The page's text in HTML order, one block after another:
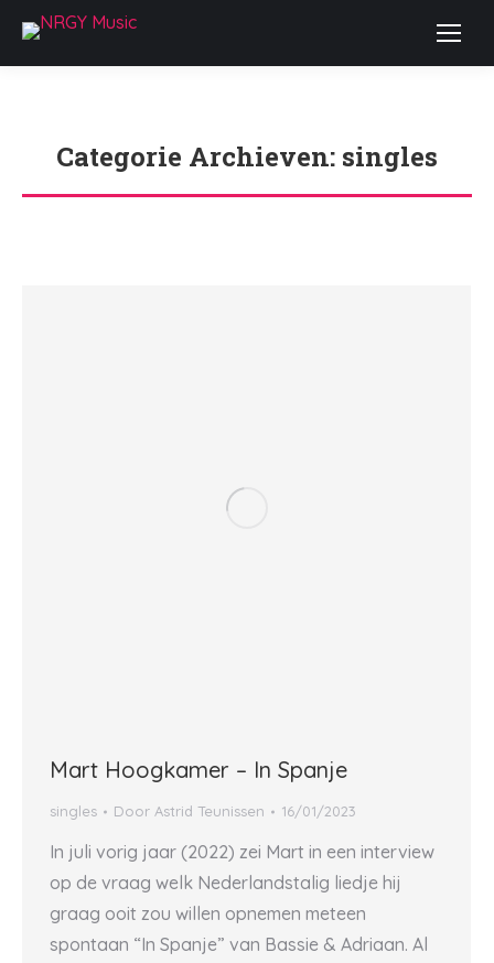
Categorie Archieven: singles
Je bent hier:
Mart Hoogkamer – In Spanje
singles Door Astrid Teunissen 16/01/2023
In juli vorig jaar (2022) zei Mart in een interview
op de vraag welk Nederlandstalig liedje hij
graag ooit zou willen opnemen meteen
spontaan “In Spanje” van Bassie & Adriaan. Al